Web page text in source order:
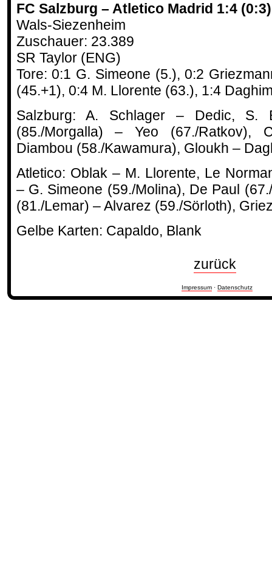
FC Salzburg – Atletico Madrid 1:4 (0:3)
Wals-Siezenheim
Zuschauer: 23.389
SR Taylor (ENG)
Tore: 0:1 G. Simeone (5.), 0:2
(45.+1), 0:4 M. Llorente (63.), 1:4
Salzburg: A. Schlager – Dedic, S.
(85./Morgalla) – Yeo (67./Ratkov),
Diambou (58./Kawamura), Gloukh –
Atletico: Oblak – M. Llorente, Le
– G. Simeone (59./Molina), De Paul
(81./Lemar) – Alvarez (59./Sörloth),
Gelbe Karten: Capaldo, Blank
zurück
Impressum · Datenschutz